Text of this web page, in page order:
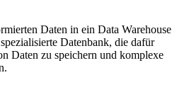
Daten in ein Data Warehouse
Datenbank, die dafür
Daten zu speichern und komplexe